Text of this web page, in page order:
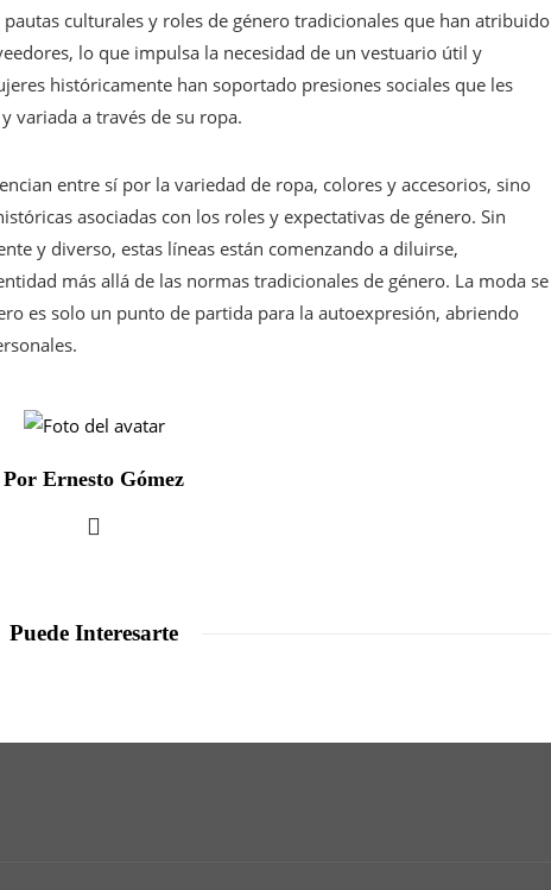
culturales y roles de género tradicionales que han atribuido
lo que impulsa la necesidad de un vestuario útil y
históricamente han soportado presiones sociales que les
variada a través de su ropa.
entre sí por la variedad de ropa, colores y accesorios, sino
asociadas con los roles y expectativas de género. Sin
y diverso, estas líneas están comenzando a diluirse,
más allá de las normas tradicionales de género. La moda se
es solo un punto de partida para la autoexpresión, abriendo
Por Ernesto Gómez
Puede Interesarte